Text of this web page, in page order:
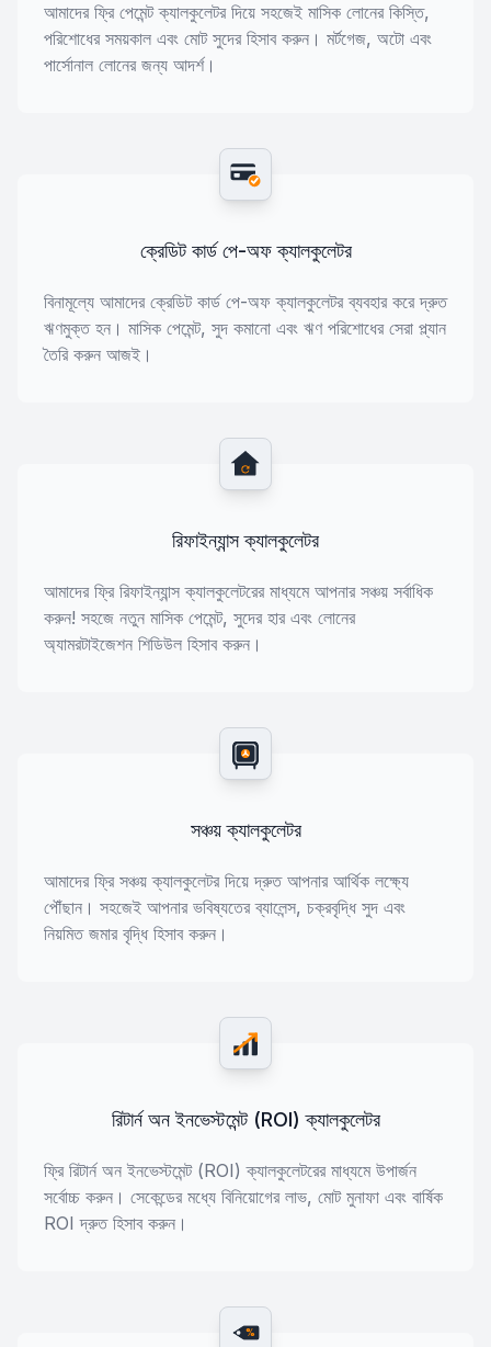
আমাদের ফ্রি পেমেন্ট ক্যালকুলেটর দিয়ে সহজেই মাসিক লোনের কিস্তি,
পরিশোধের সময়কাল এবং মোট সুদের হিসাব করুন। মর্টগেজ, অটো এবং
পার্সোনাল লোনের জন্য আদর্শ।
ক্রেডিট কার্ড পে-অফ ক্যালকুলেটর
বিনামূল্যে আমাদের ক্রেডিট কার্ড পে-অফ ক্যালকুলেটর ব্যবহার করে দ্রুত
ঋণমুক্ত হন। মাসিক পেমেন্ট, সুদ কমানো এবং ঋণ পরিশোধের সেরা প্ল্যান
তৈরি করুন আজই।
রিফাইন্যান্স ক্যালকুলেটর
আমাদের ফ্রি রিফাইন্যান্স ক্যালকুলেটরের মাধ্যমে আপনার সঞ্চয় সর্বাধিক
করুন! সহজে নতুন মাসিক পেমেন্ট, সুদের হার এবং লোনের
অ্যামরটাইজেশন শিডিউল হিসাব করুন।
সঞ্চয় ক্যালকুলেটর
আমাদের ফ্রি সঞ্চয় ক্যালকুলেটর দিয়ে দ্রুত আপনার আর্থিক লক্ষ্যে
পৌঁছান। সহজেই আপনার ভবিষ্যতের ব্যালেন্স, চক্রবৃদ্ধি সুদ এবং
নিয়মিত জমার বৃদ্ধি হিসাব করুন।
রিটার্ন অন ইনভেস্টমেন্ট (ROI) ক্যালকুলেটর
ফ্রি রিটার্ন অন ইনভেস্টমেন্ট (ROI) ক্যালকুলেটরের মাধ্যমে উপার্জন
সর্বোচ্চ করুন। সেকেন্ডের মধ্যে বিনিয়োগের লাভ, মোট মুনাফা এবং বার্ষিক
ROI দ্রুত হিসাব করুন।
%